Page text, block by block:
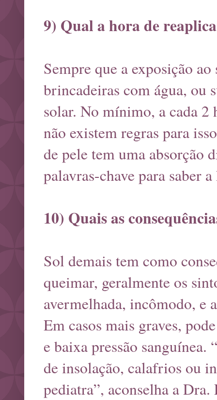
9) Qual a hora de
Sempre que a exposição
brincadeiras com água, ou
solar. No mínimo, a cada 2
não existem regras para
de pele tem uma absorção
palavras-chave para saber
10) Quais as
Sol demais tem como
queimar, geralmente os
avermelhada, incômodo, e
Em casos mais graves,
e baixa pressão
de insolação, calafrios ou
pediatra”, aconselha a